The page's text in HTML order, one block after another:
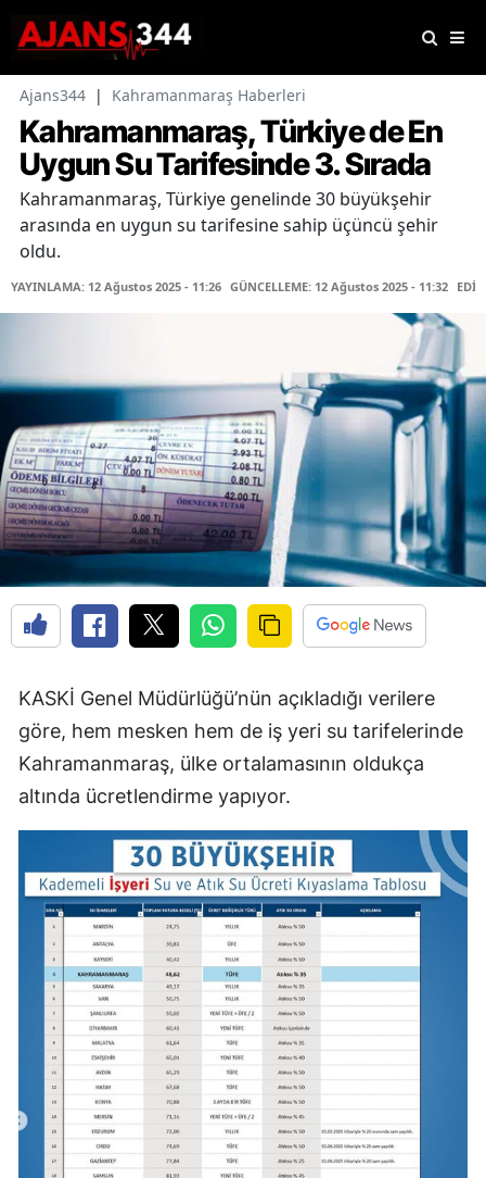
Ajans344 | Kahramanmaraş Haberleri
Kahramanmaraş, Türkiye de En
Uygun Su Tarifesinde 3. Sırada
Kahramanmaraş, Türkiye genelinde 30 büyükşehir
arasında en uygun su tarifesine sahip üçüncü şehir
oldu.
YAYINLAMA: 12 Ağustos 2025 - 11:26 GÜNCELLEME: 12 Ağustos 2025 - 11:32
KASKİ Genel Müdürlüğü’nün açıkladığı verilere
göre, hem mesken hem de iş yeri su tarifelerinde
Kahramanmaraş, ülke ortalamasının oldukça
altında ücretlendirme yapıyor.